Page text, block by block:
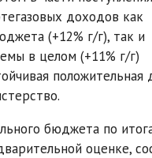
доходов как
(+12% г/г), так и
в целом (+11% г/г)
положительная
бюджета по
оценке,